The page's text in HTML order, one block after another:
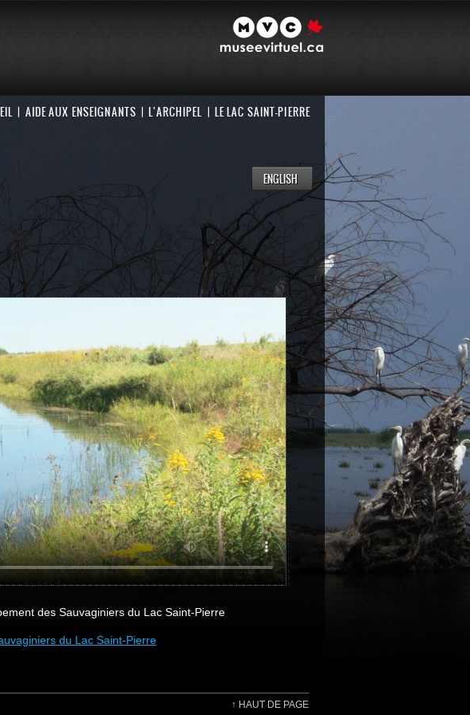
ENGLISH
AIDE AUX ENSEIGNANTS L'ARCHIPEL LE LAC SAINT-PIERRE
des Sauvaginiers du Lac Saint-Pierre
du Lac Saint-Pierre
↑ HAUT DE PAGE